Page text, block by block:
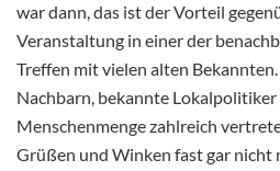
war dann, das ist der Vorteil
Veranstaltung in einer der
Treffen mit vielen alten
Nachbarn, bekannte Lokalpolitiker
Menschenmenge zahlreich
Grüßen und Winken fast gar nicht